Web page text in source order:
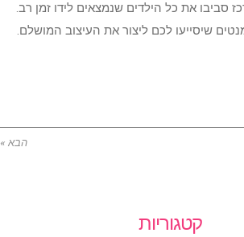
סביבו את כל הילדים שנמצאים לידו זמן רב.
שיסייעו לכם ליצור את העיצוב המושלם.
הבא »
קטגוריות